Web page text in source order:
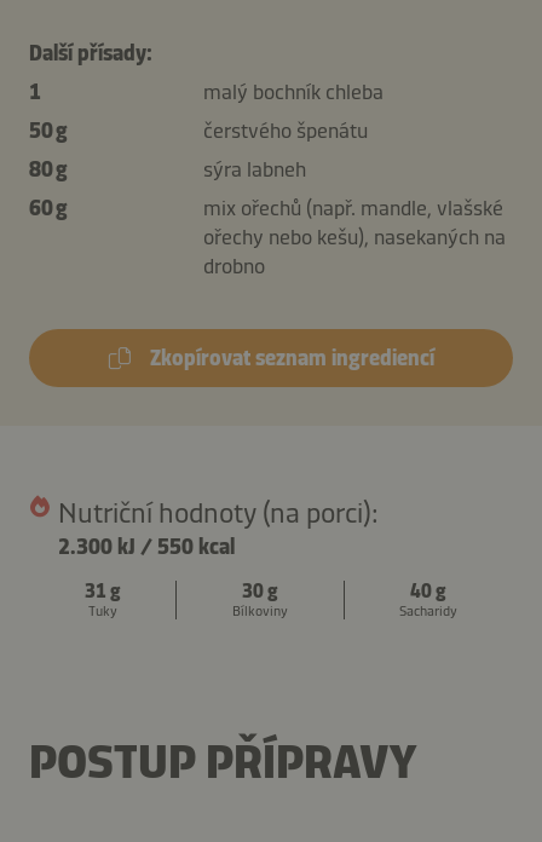
Další přísady:
1
malý bochník chleba
50 g
čerstvého špenátu
80 g
sýra labneh
60 g
mix ořechů (např. mandle, vlašské
ořechy nebo kešu), nasekaných na
drobno
Zkopírovat seznam ingrediencí
Nutriční hodnoty (na porci):
2.300 kJ / 550 kcal
31 g
Tuky
30 g
Bílkoviny
40 g
Sacharidy
POSTUP PŘÍPRAVY